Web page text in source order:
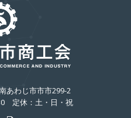
あわじ市市市299-2
定休：土・日・祝